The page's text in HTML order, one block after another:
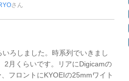
さん
ろしました。時系列でいきまし
2月くらいです。リアにDigicamの
フロントにKYOEIの25mmワイト